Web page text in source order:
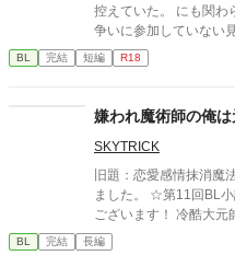
控えていた。 にも関わ
争いに参加していない
うお話。
BL 完結 短編 R18
嫌われ魔術師の俺
SKYTRICK
旧題：恋愛感情抹消魔法で元
ました。 ☆第11回BL
ございます！ 冷酷大元帥×元娼夫の忘れられた夫 ——「また俺を
好きになるって言ったのに、嘘つき」 元
ディことサラは五年ぶ
BL 完結 長編